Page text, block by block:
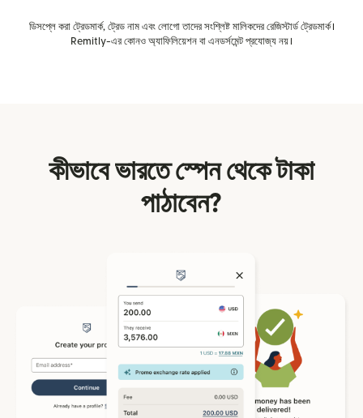
ডিসপ্লে করা ট্রেডমার্ক, ট্রেড নাম এবং লোগো তাদের সংশ্লিষ্ট মালিকদের রেজিস্টার্ড ট্রেডমার্ক।
Remitly-এর কোনও অ্যাফিলিয়েশন বা এনডর্সমেন্ট প্রযোজ্য নয়।
কীভাবে ভারতে স্পেন থেকে টাকা
পাঠাবেন?